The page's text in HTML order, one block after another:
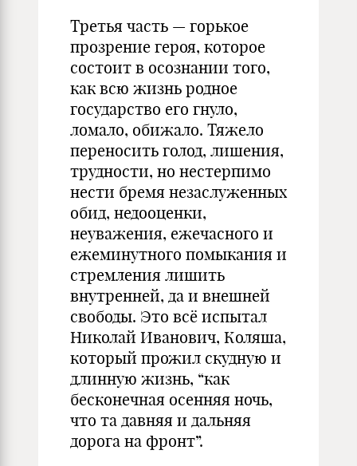
Третья часть — горькое
прозрение героя, которое
состоит в осознании того,
как всю жизнь родное
государство его гнуло,
ломало, обижало. Тяжело
переносить голод, лишения,
трудности, но нестерпимо
нести бремя незаслуженных
обид, недооценки,
неуважения, ежечасного и
ежеминутного помыкания и
стремления лишить
внутренней, да и внешней
свободы. Это всё испытал
Николай Иванович, Коляша,
который прожил скудную и
длинную жизнь, “как
бесконечная осенняя ночь,
что та давняя и дальняя
дорога на фронт”.